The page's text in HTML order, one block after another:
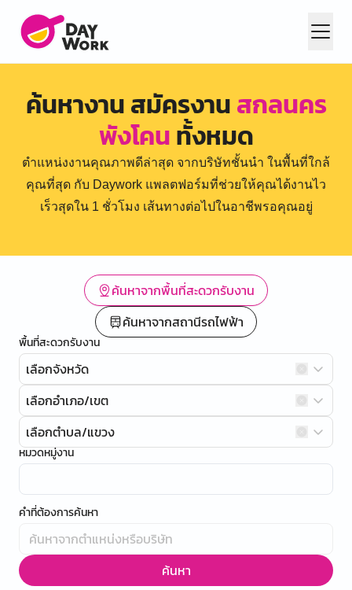
ค้นหางาน สมัครงานสกลนคร
พังโคนทั้งหมด
ตำแหน่งงานคุณภาพดีล่าสุด จากบริษัทชั้นนำ ในพื้นที่ใกล้
คุณที่สุด กับ Daywork แพลตฟอร์มที่ช่วยให้คุณได้งานไว
เร็วสุดใน 1 ชั่วโมง เส้นทางต่อไปในอาชีพรอคุณอยู่
ค้นหาจากพื้นที่สะดวกรับงาน
ค้นหาจากสถานีรถไฟฟ้า
พื้นที่สะดวกรับงาน
เลือกจังหวัด
เลือกอำเภอ/เขต
เลือกตำบล/แขวง
หมวดหมู่งาน
คำที่ต้องการค้นหา
ค้นหา